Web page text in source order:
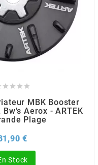
   
MBK Booster
Bw's Aerox - ARTEK
Plage
€
Stock